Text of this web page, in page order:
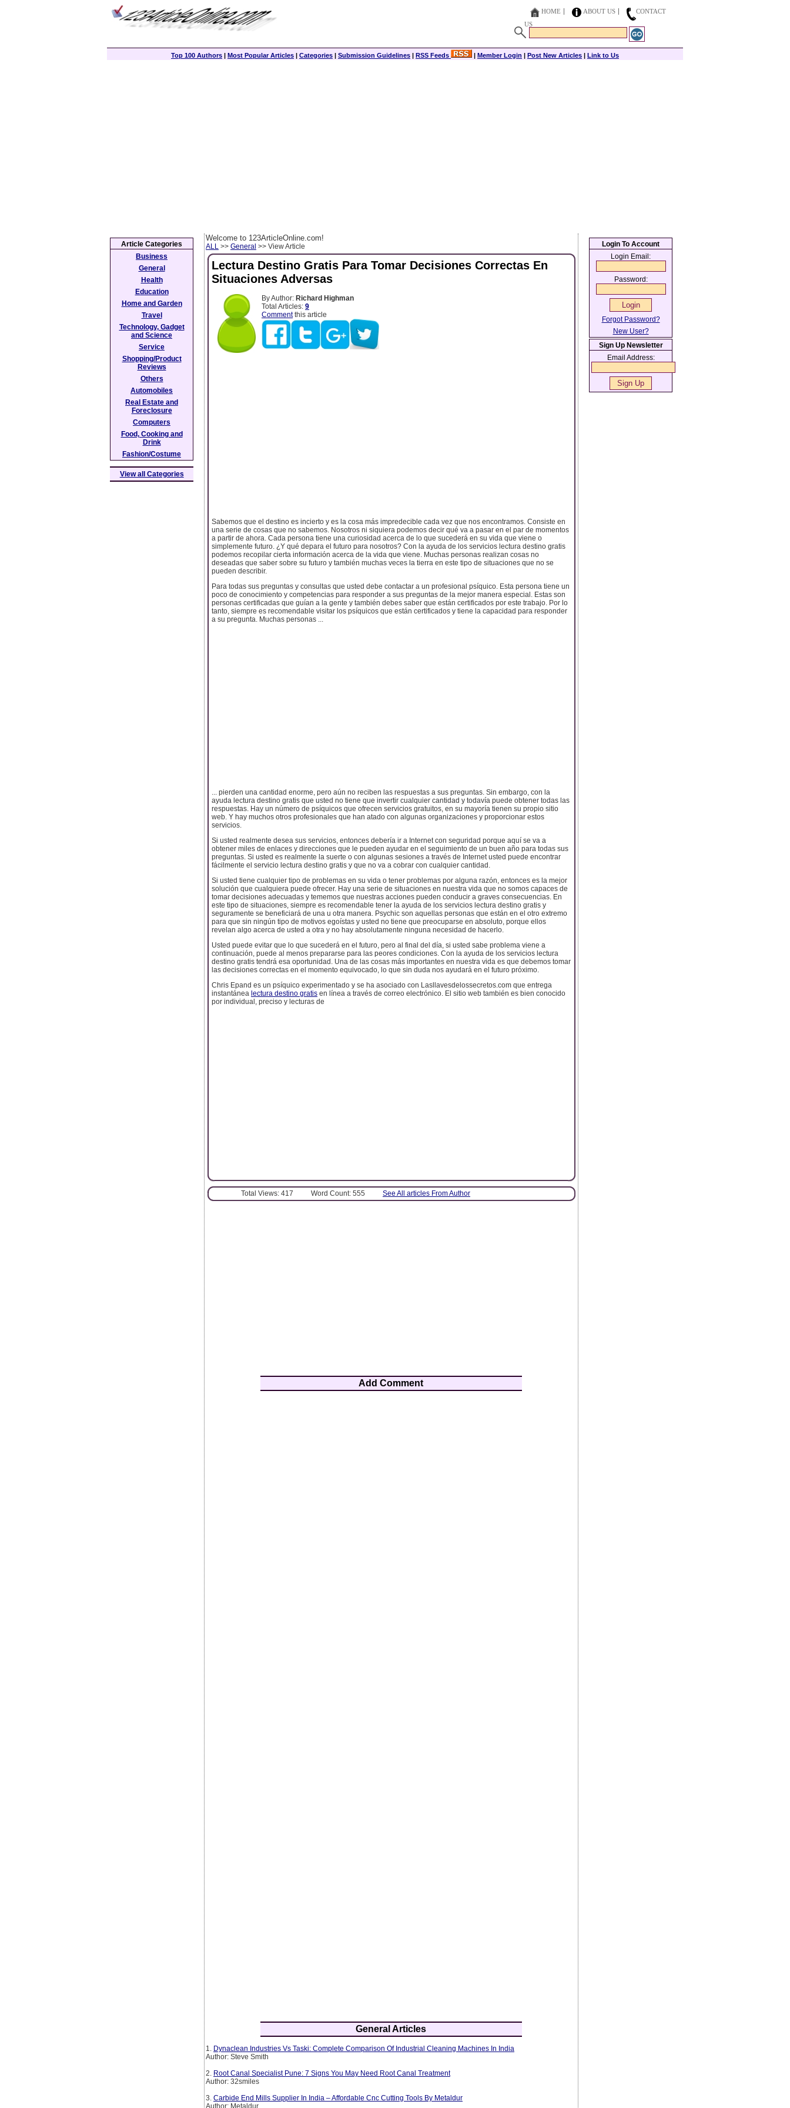
HOME ABOUT US
CONTACT
US
Top 100 Authors | Most Popular Articles | Categories | Submission Guidelines | RSS Feeds | Member Login | Post New Articles | Link to Us
Welcome to 123ArticleOnline.com!
ALL >> General >> View Article
Lectura Destino Gratis Para Tomar Decisiones Correctas En
Situaciones Adversas
By Author: Richard Highman
Total Articles: 9
Commentthis article
Sabemos que el destino es incierto y es la cosa más impredecible cada vez que nos encontramos. Consiste en
una serie de cosas que no sabemos. Nosotros ni siquiera podemos decir qué va a pasar en el par de momentos
a partir de ahora. Cada persona tiene una curiosidad acerca de lo que sucederá en su vida que viene o
simplemente futuro. ¿Y qué depara el futuro para nosotros? Con la ayuda de los servicios lectura destino gratis
podemos recopilar cierta información acerca de la vida que viene. Muchas personas realizan cosas no
deseadas que saber sobre su futuro y también muchas veces la tierra en este tipo de situaciones que no se
pueden describir.
Para todas sus preguntas y consultas que usted debe contactar a un profesional psíquico. Esta persona tiene un
poco de conocimiento y competencias para responder a sus preguntas de la mejor manera especial. Estas son
personas certificadas que guían a la gente y también debes saber que están certificados por este trabajo. Por lo
tanto, siempre es recomendable visitar los psíquicos que están certificados y tiene la capacidad para responder
a su pregunta. Muchas personas ...
... pierden una cantidad enorme, pero aún no reciben las respuestas a sus preguntas. Sin embargo, con la
ayuda lectura destino gratis que usted no tiene que invertir cualquier cantidad y todavía puede obtener todas las
respuestas. Hay un número de psíquicos que ofrecen servicios gratuitos, en su mayoría tienen su propio sitio
web. Y hay muchos otros profesionales que han atado con algunas organizaciones y proporcionar estos
servicios.
Si usted realmente desea sus servicios, entonces debería ir a Internet con seguridad porque aquí se va a
obtener miles de enlaces y direcciones que le pueden ayudar en el seguimiento de un buen año para todas sus
preguntas. Si usted es realmente la suerte o con algunas sesiones a través de Internet usted puede encontrar
fácilmente el servicio lectura destino gratis y que no va a cobrar con cualquier cantidad.
Si usted tiene cualquier tipo de problemas en su vida o tener problemas por alguna razón, entonces es la mejor
solución que cualquiera puede ofrecer. Hay una serie de situaciones en nuestra vida que no somos capaces de
tomar decisiones adecuadas y tememos que nuestras acciones pueden conducir a graves consecuencias. En
este tipo de situaciones, siempre es recomendable tener la ayuda de los servicios lectura destino gratis y
seguramente se beneficiará de una u otra manera. Psychic son aquellas personas que están en el otro extremo
para que sin ningún tipo de motivos egoístas y usted no tiene que preocuparse en absoluto, porque ellos
revelan algo acerca de usted a otra y no hay absolutamente ninguna necesidad de hacerlo.
Usted puede evitar que lo que sucederá en el futuro, pero al final del día, si usted sabe problema viene a
continuación, puede al menos prepararse para las peores condiciones. Con la ayuda de los servicios lectura
destino gratis tendrá esa oportunidad. Una de las cosas más importantes en nuestra vida es que debemos tomar
las decisiones correctas en el momento equivocado, lo que sin duda nos ayudará en el futuro próximo.
Chris Epand es un psíquico experimentado y se ha asociado con Lasllavesdelossecretos.com que entrega
instantánea lectura destino gratis en línea a través de correo electrónico. El sitio web también es bien conocido
por individual, preciso y lecturas de
Total Views: 417 Word Count: 555 See All articles From Author
Add Comment
General Articles
1. Dynaclean Industries Vs Taski: Complete Comparison Of Industrial Cleaning Machines In India
Author: Steve Smith
2. Root Canal Specialist Pune: 7 Signs You May Need Root Canal Treatment
Author: 32smiles
3. Carbide End Mills Supplier In India – Affordable Cnc Cutting Tools By Metaldur
Author: Metaldur
Article Categories
Business
General
Health
Education
Home and Garden
Travel
Technology, Gadget
and Science
Service
Shopping/Product
Reviews
Others
Automobiles
Real Estate and
Foreclosure
Computers
Food, Cooking and
Drink
Fashion/Costume
View all Categories
Login To Account
Login Email:
Password:
Forgot Password?
New User?
Sign Up Newsletter
Email Address: